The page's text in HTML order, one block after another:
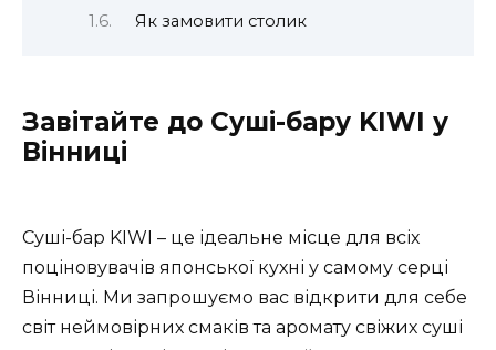
Як замовити столик
Завітайте до Суші-бару KIWI у
Вінниці
Суші-бар KIWI – це ідеальне місце для всіх
поціновувачів японської кухні у самому серці
Вінниці. Ми запрошуємо вас відкрити для себе
світ неймовірних смаків та аромату свіжих суші